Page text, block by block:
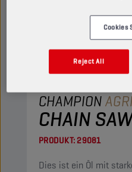
CHAMPION
CHAIN
PRODUKT:29081
Dies ist ein Öl mit
Cookies
Reject All